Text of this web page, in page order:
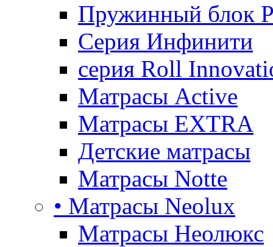
Пружинный блок
Серия Инфинити
серия Roll
Матрасы Active
Матрасы EXTRA
Детские матрасы
Матрасы Notte
• Матрасы Neolux
Матрасы Неолюкс